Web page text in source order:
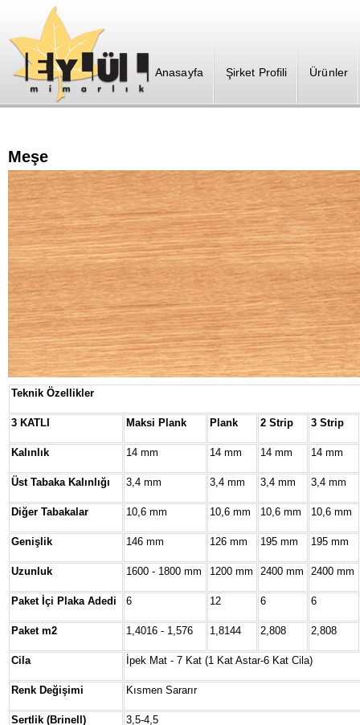
Anasayfa Şirket Profili Ürünler
Meşe
Teknik Özellikler
3 KATLI Maksi Plank Plank 2 Strip 3 Strip
Kalınlık 14 mm 14 mm 14 mm 14 mm
Üst Tabaka Kalınlığı 3,4 mm 3,4 mm 3,4 mm 3,4 mm
Diğer Tabakalar 10,6 mm 10,6 mm 10,6 mm 10,6 mm
Genişlik 146 mm 126 mm 195 mm 195 mm
Uzunluk 1600 - 1800 mm 1200 mm 2400 mm 2400 mm
Paket İçi Plaka Adedi 6 12 6 6
Paket m2 1,4016 - 1,576 1,8144 2,808 2,808
Cila İpek Mat - 7 Kat (1 Kat Astar-6 Kat Cila)
Renk Değişimi Kısmen Sararır
Sertlik (Brinell) 3,5-4,5